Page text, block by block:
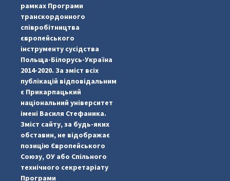
#PipIvanToday
рамках Програми
транскордонного
співробітництва
європейського
інструменту сусідства
Польща-Білорусь-Україна
2014-2020. За зміст всіх
публікацій відповідальним
є Прикарпацький
національний університет
імені Василя Стефаника.
Зміст сайту, за будь-яких
обставин, не відображає
позицію Європейського
Союзу, ОУ або Спільного
технічного секретаріату
Програми